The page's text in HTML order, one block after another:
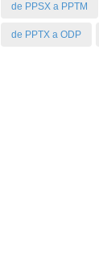
de PPSX a PPTM
de PPTX a ODP